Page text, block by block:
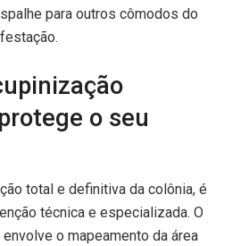
para outros cômodos do
o seu
total e definitiva da colônia, é
técnica e especializada. O
o mapeamento da área